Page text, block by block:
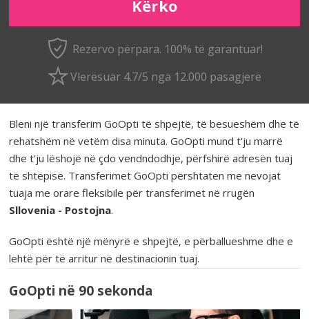
Rezervo përpara. 100% të garantuar!
Vlerësuar 4.7/5 nga 12.000 pasagjerë
Bleni një transferim GoOpti të shpejtë, të besueshëm dhe të
rehatshëm në vetëm disa minuta. GoOpti mund t'ju marrë
dhe t'ju lëshojë në çdo vendndodhje, përfshirë adresën tuaj
të shtëpisë. Transferimet GoOpti përshtaten me nevojat
tuaja me orare fleksibile për transferimet në rrugën
Sllovenia - Postojna.
GoOpti është një mënyrë e shpejtë, e përballueshme dhe e
lehtë për të arritur në destinacionin tuaj.
GoOpti në 90 sekonda